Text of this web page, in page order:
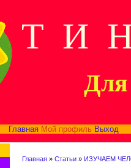
Т И
Для
Главная Мой профиль Выход
Главная » Статьи » ИЗУЧАЕМ